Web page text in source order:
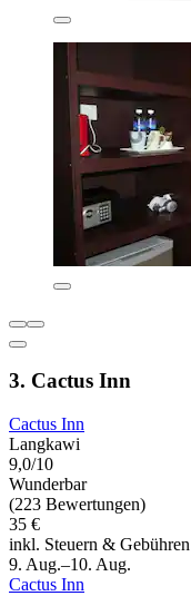
3. Cactus Inn
Cactus Inn
Langkawi
9,0/10
Wunderbar
(223 Bewertungen)
35 €
inkl. Steuern & Gebühren
9. Aug.–10. Aug.
Cactus Inn